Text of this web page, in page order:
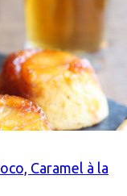
Caramel à la